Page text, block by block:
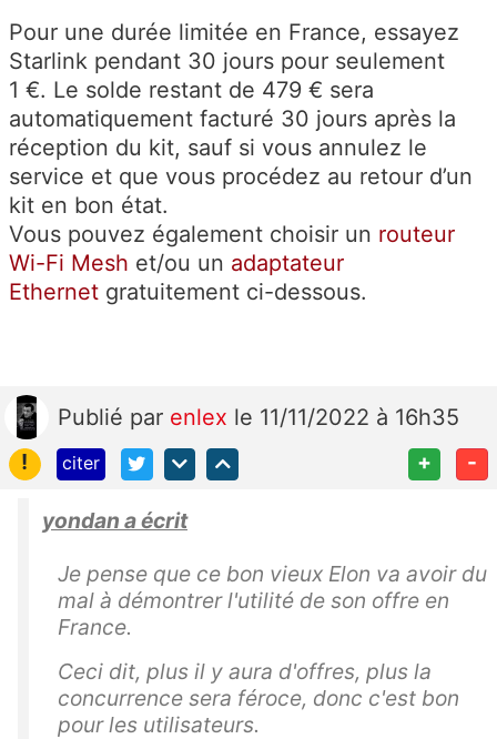
Pour une durée limitée en France, essayez
Starlink pendant 30 jours pour seulement
1 €. Le solde restant de 479 € sera
automatiquement facturé 30 jours après la
réception du kit, sauf si vous annulez le
service et que vous procédez au retour d’un
kit en bon état.
Vous pouvez également choisir un routeur
Wi-Fi Mesh et/ou un adaptateur
Ethernet gratuitement ci-dessous.
Publié par enlex le 11/11/2022 à 16h35
!
citer + -
yondan a écrit
Je pense que ce bon vieux Elon va avoir du
mal à démontrer l'utilité de son offre en
France.
Ceci dit, plus il y aura d'offres, plus la
concurrence sera féroce, donc c'est bon
pour les utilisateurs.